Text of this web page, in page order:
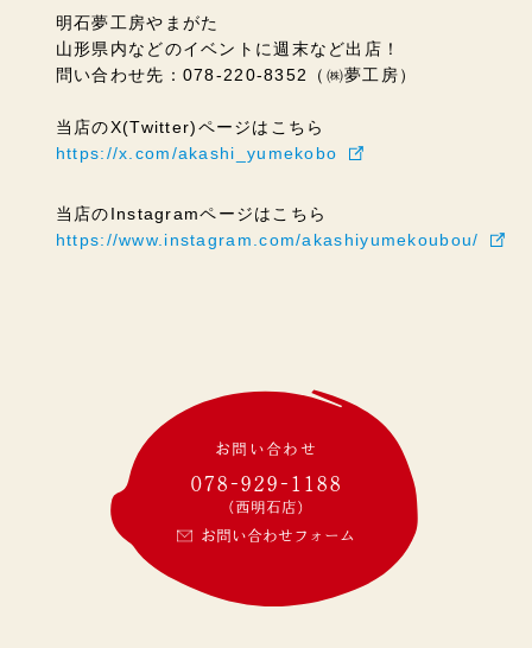
明石夢工房やまがた
山形県内などのイベントに週末など出店！
問い合わせ先：078-220-8352（㈱夢工房）
当店のX(Twitter)ページはこちら
https://x.com/akashi_yumekobo
当店のInstagramページはこちら
https://www.instagram.com/akashiyumekoubou/
お問い合わせ
078-929-1188
(西明石店)
お問い合わせフォーム